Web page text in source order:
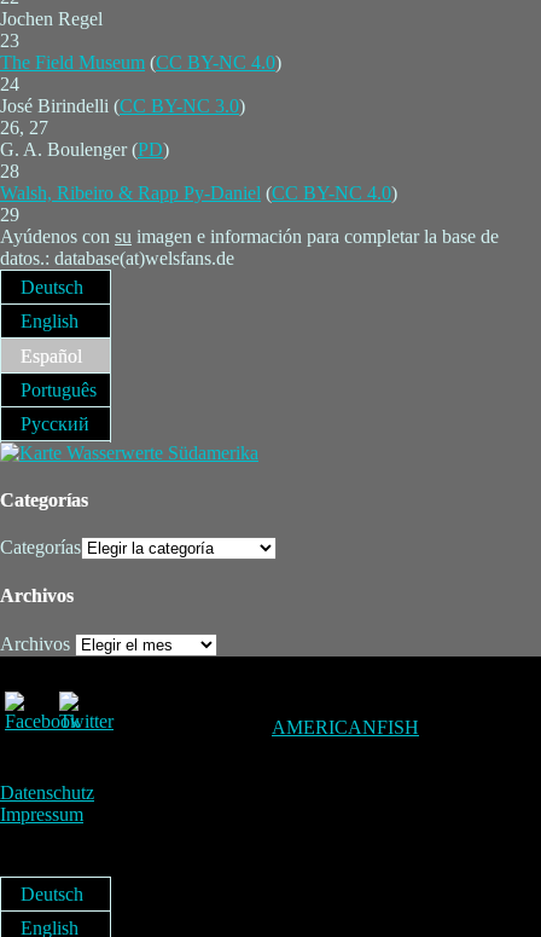
Jochen Regel
23
The Field Museum (CC BY-NC 4.0)
24
José Birindelli (CC BY-NC 3.0)
26, 27
G. A. Boulenger (PD)
28
Walsh, Ribeiro & Rapp Py-Daniel (CC BY-NC 4.0)
29
Ayúdenos con su imagen e información para completar la base de
datos.: database(at)welsfans.de
Deutsch
English
Español
Português
Русский
Categorías
Categorías
Archivos
Archivos
AMERICANFISH
Datenschutz
Impressum
Deutsch
English